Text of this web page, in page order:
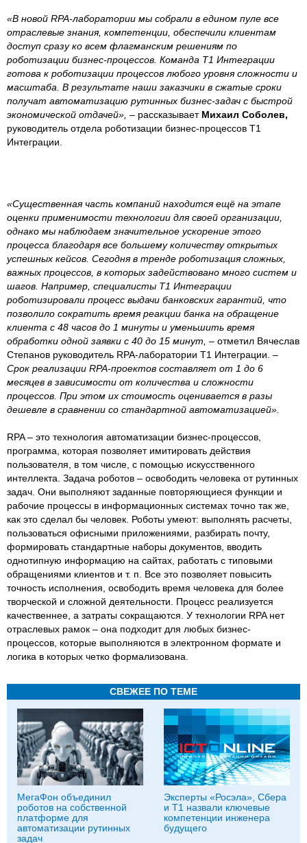
«В новой RPA-лаборатории мы собрали в едином пуле все
отраслевые знания, компетенции, обеспечили клиентам
доступ сразу ко всем флагманским решениям по
роботизации бизнес-процессов. Команда Т1 Интеграции
готова к роботизации процессов любого уровня сложности и
масштаба. В результате наши заказчики в сжатые сроки
получат автоматизацию рутинных бизнес-задач с быстрой
экономической отдачей», – рассказывает Михаил Соболев,
руководитель отдела роботизации бизнес-процессов Т1
Интеграции.
«Существенная часть компаний находится ещё на этапе
оценки применимости технологии для своей организации,
однако мы наблюдаем значительное ускорение этого
процесса благодаря все большему количеству открытых
успешных кейсов. Сегодня в тренде роботизация сложных,
важных процессов, в которых задействовано много систем и
шагов. Например, специалисты Т1 Интеграции
роботизировали процесс выдачи банковских гарантий, что
позволило сократить время реакции банка на обращение
клиента с 48 часов до 1 минуты и уменьшить время
обработки одной заявки с 40 до 15 минут, – отметил Вячеслав
Степанов руководитель RPA-лаборатории Т1 Интеграции. –
Срок реализации RPA-проектов составляет от 1 до 6
месяцев в зависимости от количества и сложности
процессов. При этом их стоимость оценивается в разы
дешевле в сравнении со стандартной автоматизацией».
RPA – это технология автоматизации бизнес-процессов,
программа, которая позволяет имитировать действия
пользователя, в том числе, с помощью искусственного
интеллекта. Задача роботов – освободить человека от рутинных
задач. Они выполняют заданные повторяющиеся функции и
рабочие процессы в информационных системах точно так же,
как это сделал бы человек. Роботы умеют: выполнять расчеты,
пользоваться офисными приложениями, разбирать почту,
формировать стандартные наборы документов, вводить
однотипную информацию на сайтах, работать с типовыми
обращениями клиентов и т. п. Все это позволяет повысить
точность исполнения, освободить время человека для более
творческой и сложной деятельности. Процесс реализуется
качественнее, а затраты сокращаются. У технологии RPA нет
отраслевых рамок – она подходит для любых бизнес-
процессов, которые выполняются в электронном формате и
логика в которых четко формализована.
СВЕЖЕЕ ПО ТЕМЕ
МегаФон объединил
роботов на собственной
платформе для
автоматизации рутинных
задач
Эксперты «Росэла», Сбера
и Т1 назвали ключевые
компетенции инженера
будущего